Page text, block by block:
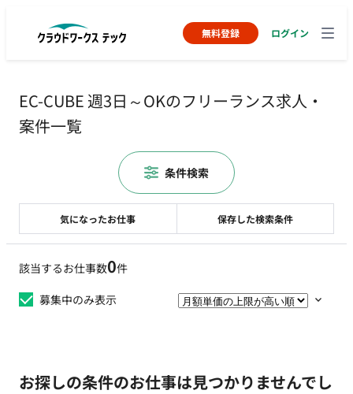
無料登録 ログイン
EC-CUBE 週3日～OKのフリーランス求人・
案件一覧
該当するお仕事数0件
募集中のみ表示
お探しの条件のお仕事は見つかりませんでし
気になったお仕事 保存した検索条件
条件検索